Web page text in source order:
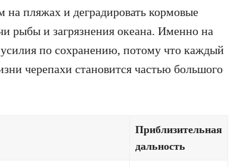
на пляжах и деградировать кормовые
рыбы и загрязнения океана. Именно на
по сохранению, потому что каждый
черепахи становится частью большого
Приблизительная
дальность